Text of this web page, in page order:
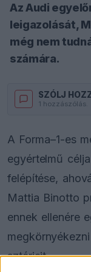
Az Audi
leigazolását,
még nem
számára.
SZÓLJ
1 hozzászólás.
A Forma–1-es
egyértelmű
felépítése,
Mattia Binotto
ennek ellenére
sztárjait.